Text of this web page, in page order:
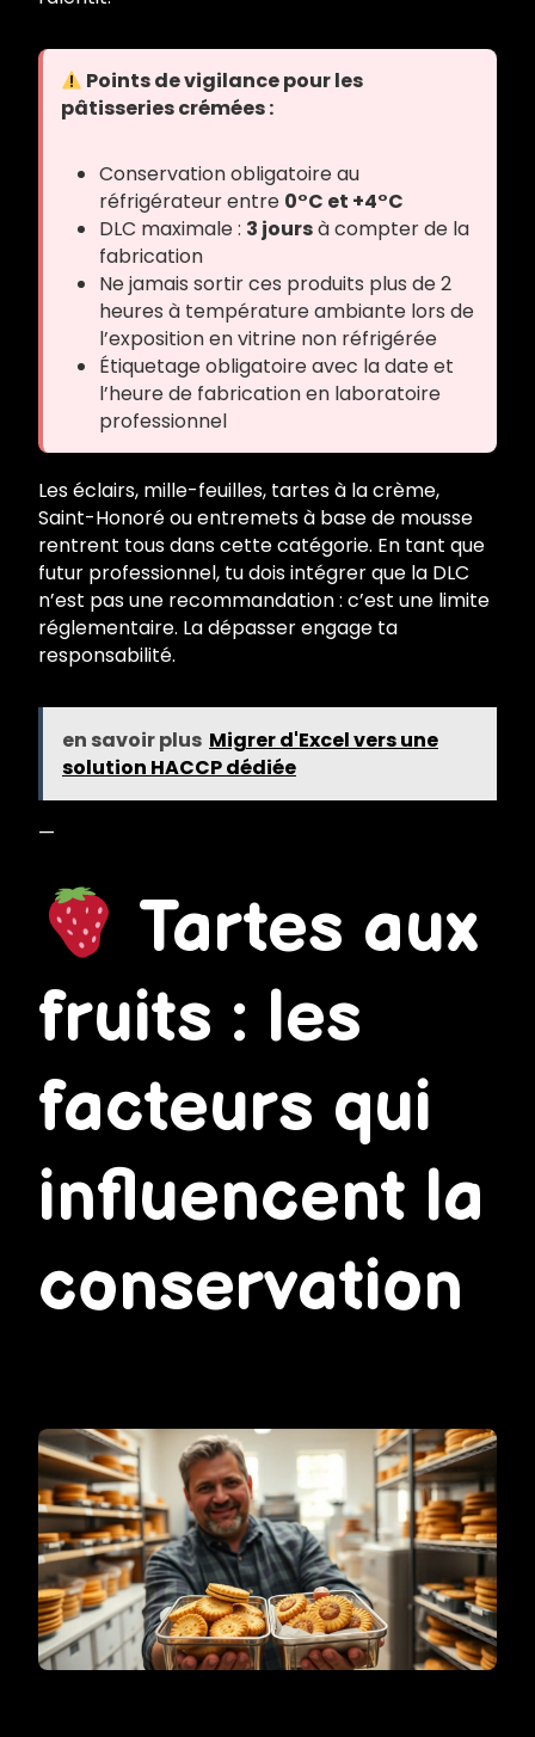
Points de vigilance pour les
pâtisseries crémées :
Conservation obligatoire au
réfrigérateur entre 0°C et +4°C
DLC maximale : 3 joursà compter de la
fabrication
Ne jamais sortir ces produits plus de 2
heures à température ambiante lors de
l’exposition en vitrine non réfrigérée
Étiquetage obligatoire avec la date et
l’heure de fabrication en laboratoire
professionnel
Les éclairs, mille-feuilles, tartes à la crème,
Saint-Honoré ou entremets à base de mousse
rentrent tous dans cette catégorie. En tant que
futur professionnel, tu dois intégrer que la DLC
n’est pas une recommandation : c’est une limite
réglementaire. La dépasser engage ta
responsabilité.
en savoir plus Migrer d'Excel vers une
solution HACCP dédiée
—
Tartes aux
fruits : les
facteurs qui
influencent la
conservation